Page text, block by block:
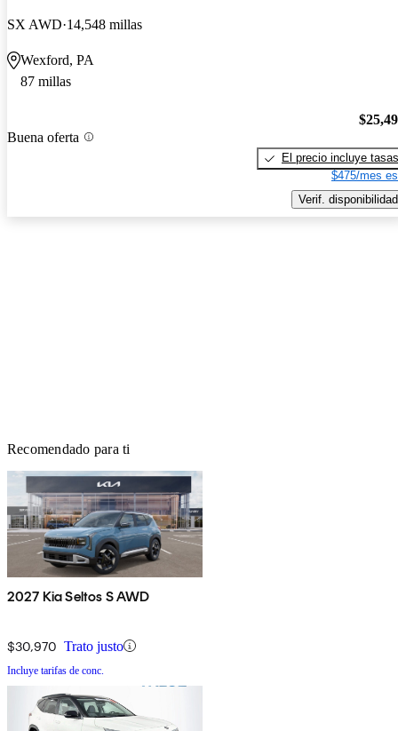
SX AWD 14,548 millas
Wexford, PA
87 millas
Buena oferta
El precio incluye tasas
$475/mes
Verif. disponibilidad
Recomendado para ti
2027 Kia Seltos S AWD
$30,970 Trato justo
Incluye tarifas de conc.